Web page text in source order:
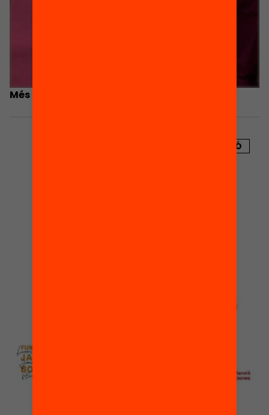
Més que un gra de sorra
PUBLICACIÓ